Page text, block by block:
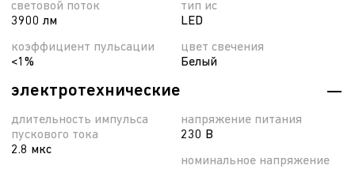
световой поток
3900 лм
коэффициент пульсации
<1%
тип ис
LED
цвет свечения
Белый
электротехнические
длительность импульса
пускового тока
2.8 мкс
напряжение питания
230 В
номинальное напряжение